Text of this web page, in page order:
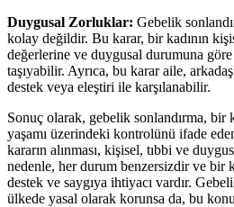
Duygusal Zorluklar: Gebelik
kolay değildir. Bu karar, bir kadının
değerlerine ve duygusal durumuna
taşıyabilir. Ayrıca, bu karar aile,
destek veya eleştiri ile karşılanabilir.
Sonuç olarak, gebelik sonlandırma, bir
yaşamı üzerindeki kontrolünü ifade
kararın alınması, kişisel, tıbbi ve
nedenle, her durum benzersizdir ve bir
destek ve saygıya ihtiyacı vardır.
ülkede yasal olarak korunsa da, bu